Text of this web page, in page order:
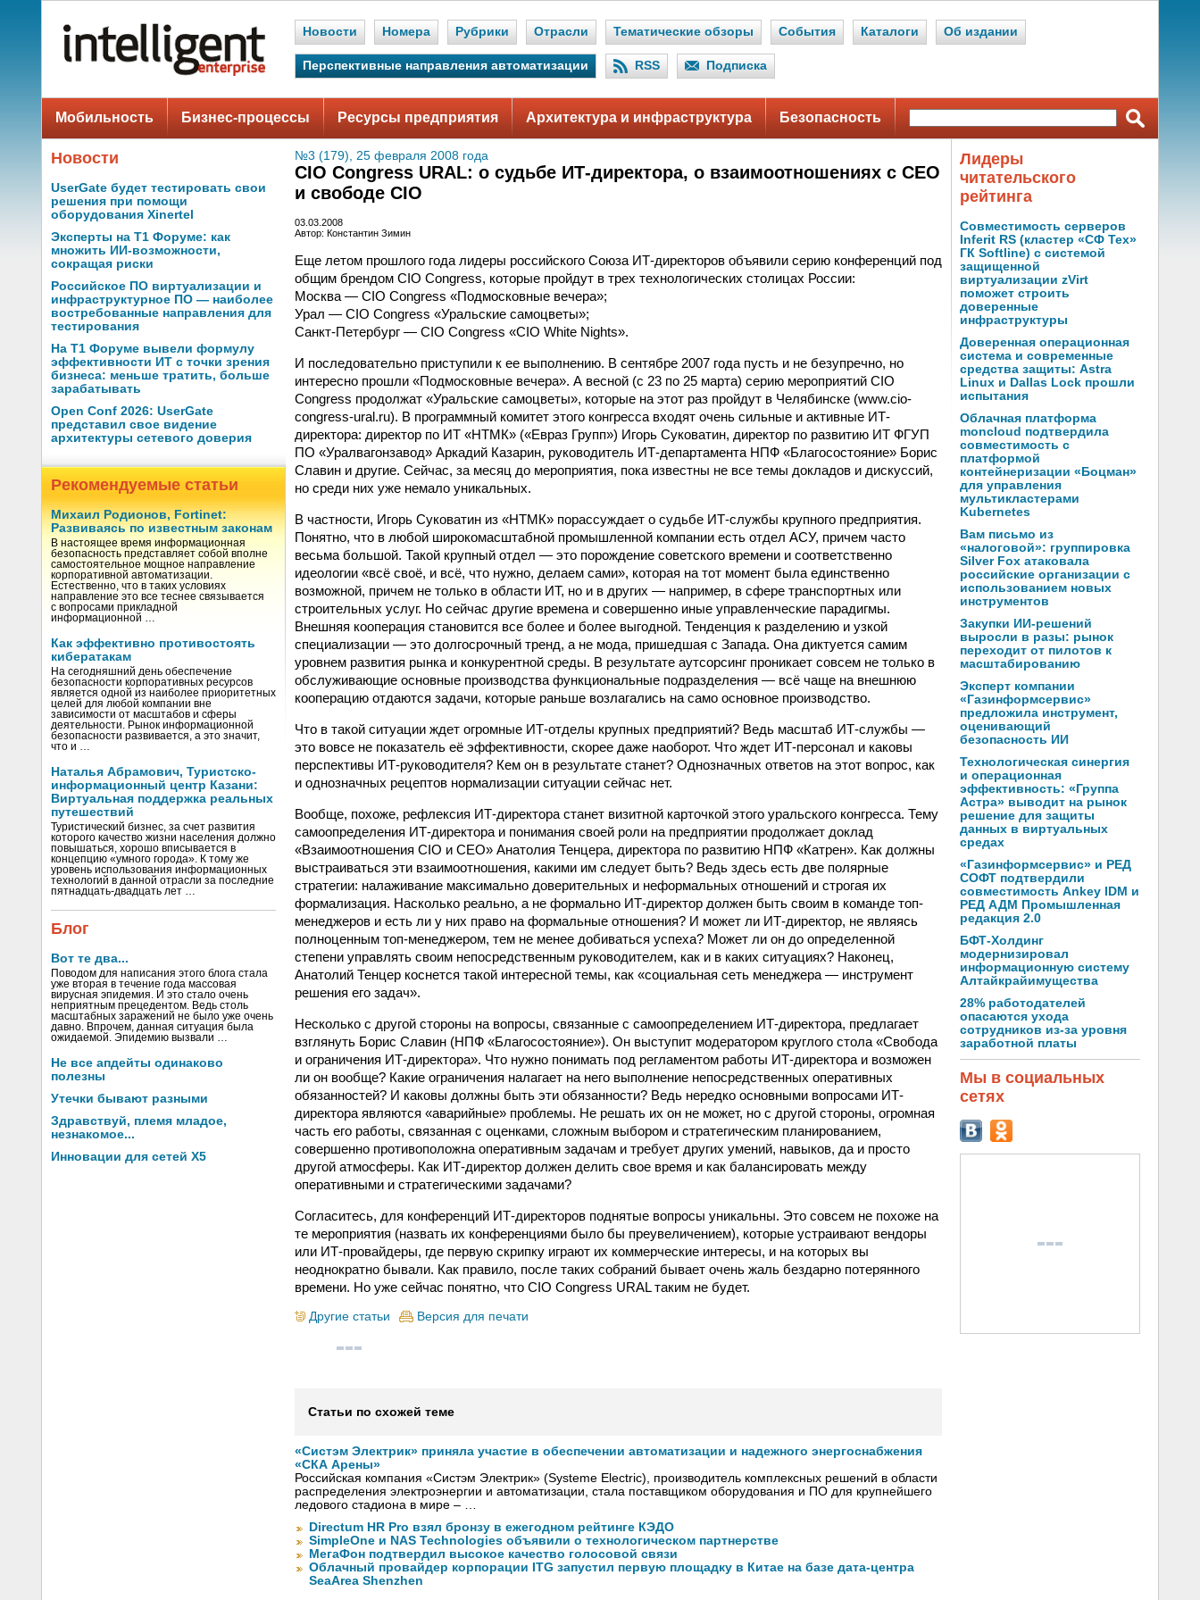
Новости Номера Рубрики Отрасли Тематические обзоры События Каталоги Об издании
Перспективные направления автоматизации RSS Подписка
Мобильность Бизнес-процессы Ресурсы предприятия Архитектура и инфраструктура Безопасность
Новости
UserGate будет тестировать свои
решения при помощи
оборудования Xinertel
Эксперты на Т1 Форуме: как
множить ИИ-возможности,
сокращая риски
Российское ПО виртуализации и
инфраструктурное ПО — наиболее
востребованные направления для
тестирования
На Т1 Форуме вывели формулу
эффективности ИТ с точки зрения
бизнеса: меньше тратить, больше
зарабатывать
Open Conf 2026: UserGate
представил свое видение
архитектуры сетевого доверия
Рекомендуемые статьи
Михаил Родионов, Fortinet:
Развиваясь по известным законам
В настоящее время информационная
безопасность представляет собой вполне
самостоятельное мощное направление
корпоративной автоматизации.
Естественно, что в таких условиях
направление это все теснее связывается
с вопросами прикладной
информационной …
Как эффективно противостоять
кибератакам
На сегодняшний день обеспечение
безопасности корпоративных ресурсов
является одной из наиболее приоритетных
целей для любой компании вне
зависимости от масштабов и сферы
деятельности. Рынок информационной
безопасности развивается, а это значит,
что и …
Наталья Абрамович, Туристско-
информационный центр Казани:
Виртуальная поддержка реальных
путешествий
Туристический бизнес, за счет развития
которого качество жизни населения должно
повышаться, хорошо вписывается в
концепцию «умного города». К тому же
уровень использования информационных
технологий в данной отрасли за последние
пятнадцать-двадцать лет …
Блог
Вот те два...
Поводом для написания этого блога стала
уже вторая в течение года массовая
вирусная эпидемия. И это стало очень
неприятным прецедентом. Ведь столь
масштабных заражений не было уже очень
давно. Впрочем, данная ситуация была
ожидаемой. Эпидемию вызвали …
Не все апдейты одинаково
полезны
Утечки бывают разными
Здравствуй, племя младое,
незнакомое...
Инновации для сетей X5
№3 (179), 25 февраля 2008 года
CIO Congress URAL: о судьбе ИТ-директора, о взаимоотношениях с CEO
и свободе CIO
03.03.2008
Автор: Константин Зимин
Еще летом прошлого года лидеры российского Союза ИТ-директоров объявили серию конференций под
общим брендом CIO Congress, которые пройдут в трех технологических столицах России:
Москва — CIO Congress «Подмосковные вечера»;
Урал — CIO Congress «Уральские самоцветы»;
Санкт-Петербург — CIO Congress «CIO White Nights».
И последовательно приступили к ее выполнению. В сентябре 2007 года пусть и не безупречно, но
интересно прошли «Подмосковные вечера». А весной (с 23 по 25 марта) серию мероприятий CIO
Congress продолжат «Уральские самоцветы», которые на этот раз пройдут в Челябинске (www.cio-
congress-ural.ru). В программный комитет этого конгресса входят очень сильные и активные ИТ-
директора: директор по ИТ «НТМК» («Евраз Групп») Игорь Суковатин, директор по развитию ИТ ФГУП
ПО «Уралвагонзавод» Аркадий Казарин, руководитель ИТ-департамента НПФ «Благосостояние» Борис
Славин и другие. Сейчас, за месяц до мероприятия, пока известны не все темы докладов и дискуссий,
но среди них уже немало уникальных.
В частности, Игорь Суковатин из «НТМК» порассуждает о судьбе ИТ-службы крупного предприятия.
Понятно, что в любой широкомасштабной промышленной компании есть отдел АСУ, причем часто
весьма большой. Такой крупный отдел — это порождение советского времени и соответственно
идеологии «всё своё, и всё, что нужно, делаем сами», которая на тот момент была единственно
возможной, причем не только в области ИТ, но и в других — например, в сфере транспортных или
строительных услуг. Но сейчас другие времена и совершенно иные управленческие парадигмы.
Внешняя кооперация становится все более и более выгодной. Тенденция к разделению и узкой
специализации — это долгосрочный тренд, а не мода, пришедшая с Запада. Она диктуется самим
уровнем развития рынка и конкурентной среды. В результате аутсорсинг проникает совсем не только в
обслуживающие основные производства функциональные подразделения — всё чаще на внешнюю
кооперацию отдаются задачи, которые раньше возлагались на само основное производство.
Что в такой ситуации ждет огромные ИТ-отделы крупных предприятий? Ведь масштаб ИТ-службы —
это вовсе не показатель её эффективности, скорее даже наоборот. Что ждет ИТ-персонал и каковы
перспективы ИТ-руководителя? Кем он в результате станет? Однозначных ответов на этот вопрос, как
и однозначных рецептов нормализации ситуации сейчас нет.
Вообще, похоже, рефлексия ИТ-директора станет визитной карточкой этого уральского конгресса. Тему
самоопределения ИТ-директора и понимания своей роли на предприятии продолжает доклад
«Взаимоотношения CIO и CEO» Анатолия Тенцера, директора по развитию НПФ «Катрен». Как должны
выстраиваться эти взаимоотношения, какими им следует быть? Ведь здесь есть две полярные
стратегии: налаживание максимально доверительных и неформальных отношений и строгая их
формализация. Насколько реально, а не формально ИТ-директор должен быть своим в команде топ-
менеджеров и есть ли у них право на формальные отношения? И может ли ИТ-директор, не являясь
полноценным топ-менеджером, тем не менее добиваться успеха? Может ли он до определенной
степени управлять своим непосредственным руководителем, как и в каких ситуациях? Наконец,
Анатолий Тенцер коснется такой интересной темы, как «социальная сеть менеджера — инструмент
решения его задач».
Несколько с другой стороны на вопросы, связанные с самоопределением ИТ-директора, предлагает
взглянуть Борис Славин (НПФ «Благосостояние»). Он выступит модератором круглого стола «Свобода
и ограничения ИТ-директора». Что нужно понимать под регламентом работы ИТ-директора и возможен
ли он вообще? Какие ограничения налагает на него выполнение непосредственных оперативных
обязанностей? И каковы должны быть эти обязанности? Ведь нередко основными вопросами ИТ-
директора являются «аварийные» проблемы. Не решать их он не может, но с другой стороны, огромная
часть его работы, связанная с оценками, сложным выбором и стратегическим планированием,
совершенно противоположна оперативным задачам и требует других умений, навыков, да и просто
другой атмосферы. Как ИТ-директор должен делить свое время и как балансировать между
оперативными и стратегическими задачами?
Согласитесь, для конференций ИТ-директоров поднятые вопросы уникальны. Это совсем не похоже на
те мероприятия (назвать их конференциями было бы преувеличением), которые устраивают вендоры
или ИТ-провайдеры, где первую скрипку играют их коммерческие интересы, и на которых вы
неоднократно бывали. Как правило, после таких собраний бывает очень жаль бездарно потерянного
времени. Но уже сейчас понятно, что CIO Congress URAL таким не будет.
Другие статьи Версия для печати
Статьи по схожей теме
«Систэм Электрик» приняла участие в обеспечении автоматизации и надежного энергоснабжения
«СКА Арены»
Российская компания «Систэм Электрик» (Systeme Electric), производитель комплексных решений в области
распределения электроэнергии и автоматизации, стала поставщиком оборудования и ПО для крупнейшего
ледового стадиона в мире – …
Directum HR Pro взял бронзу в ежегодном рейтинге КЭДО
SimpleOne и NAS Technologies объявили о технологическом партнерстве
МегаФон подтвердил высокое качество голосовой связи
Облачный провайдер корпорации ITG запустил первую площадку в Китае на базе дата-центра
SeaArea Shenzhen
Лидеры
читательского
рейтинга
Совместимость серверов
Inferit RS (кластер «СФ Тех»
ГК Softline) с системой
защищенной
виртуализации zVirt
поможет строить
доверенные
инфраструктуры
Доверенная операционная
система и современные
средства защиты: Astra
Linux и Dallas Lock прошли
испытания
Облачная платформа
moncloud подтвердила
совместимость с
платформой
контейнеризации «Боцман»
для управления
мультикластерами
Kubernetes
Вам письмо из
«налоговой»: группировка
Silver Fox атаковала
российские организации с
использованием новых
инструментов
Закупки ИИ-решений
выросли в разы: рынок
переходит от пилотов к
масштабированию
Эксперт компании
«Газинформсервис»
предложила инструмент,
оценивающий
безопасность ИИ
Технологическая синергия
и операционная
эффективность: «Группа
Астра» выводит на рынок
решение для защиты
данных в виртуальных
средах
«Газинформсервис» и РЕД
СОФТ подтвердили
совместимость Ankey IDM и
РЕД АДМ Промышленная
редакция 2.0
БФТ-Холдинг
модернизировал
информационную систему
Алтайкрайимущества
28% работодателей
опасаются ухода
сотрудников из-за уровня
заработной платы
Мы в социальных
сетях